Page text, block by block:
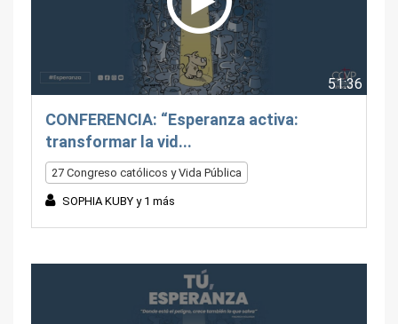
51:36
CONFERENCIA: “Esperanza activa:
transformar la vid...
27 Congreso católicos y Vida Pública
SOPHIA KUBY y 1 más